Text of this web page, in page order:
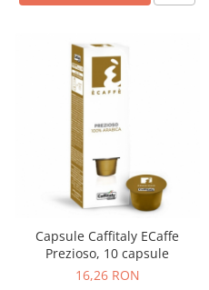
Capsule Caffitaly ECaffe
Prezioso, 10 capsule
16,26 RON